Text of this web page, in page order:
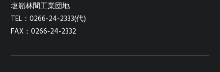
塩嶺林間工業団地
TEL：0266-24-2333(代)
FAX：0266-24-2332